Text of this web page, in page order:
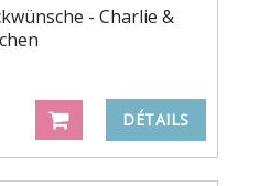
- Charlie &
DÉTAILS